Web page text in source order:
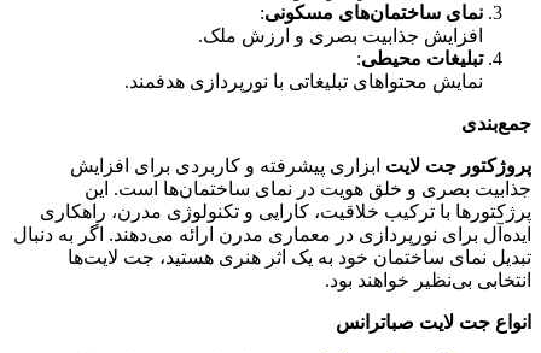
نمای ساختمان‌های مسکونی:
افزایش جذابیت بصری و ارزش ملک.
تبلیغات محیطی:
نمایش محتواهای تبلیغاتی با نورپردازی هدفمند.
جمع‌بندی
پروژکتور جت لایت ابزاری پیشرفته و کاربردی برای افزایش
جذابیت بصری و خلق هویت در نمای ساختمان‌ها است. این
پرژکتورها با ترکیب خلاقیت، کارایی و تکنولوژی مدرن، راهکاری
ایده‌آل برای نورپردازی در معماری مدرن ارائه می‌دهند. اگر به دنبال
تبدیل نمای ساختمان خود به یک اثر هنری هستید، جت لایت‌ها
انتخابی بی‌نظیر خواهند بود.
انواع جت لایت صباترانس